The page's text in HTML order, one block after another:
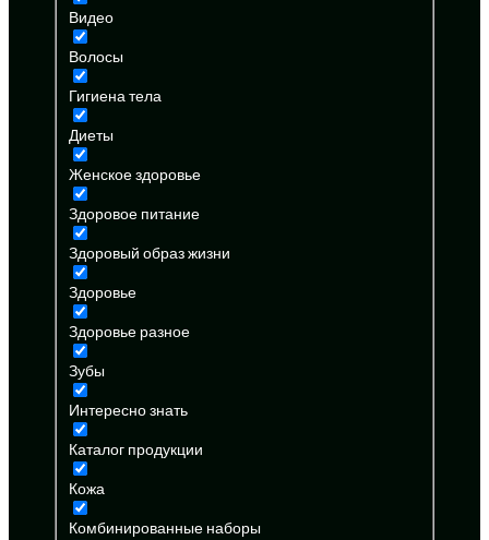
Видео
Волосы
Гигиена тела
Диеты
Женское здоровье
Здоровое питание
Здоровый образ жизни
Здоровье
Здоровье разное
Зубы
Интересно знать
Каталог продукции
Кожа
Комбинированные наборы